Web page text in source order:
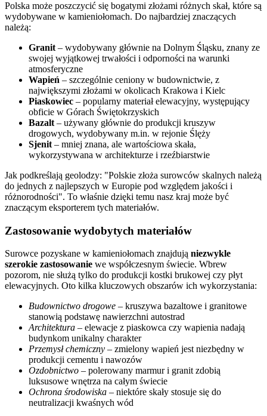
Polska może poszczycić się bogatymi złożami różnych skał, które są
wydobywane w kamieniołomach. Do najbardziej znaczących
należą:
Granit – wydobywany głównie na Dolnym Śląsku, znany ze
swojej wyjątkowej trwałości i odporności na warunki
atmosferyczne
Wapień – szczególnie ceniony w budownictwie, z
największymi złożami w okolicach Krakowa i Kielc
Piaskowiec – popularny materiał elewacyjny, występujący
obficie w Górach Świętokrzyskich
Bazalt – używany głównie do produkcji kruszyw
drogowych, wydobywany m.in. w rejonie Ślęży
Sjenit – mniej znana, ale wartościowa skała,
wykorzystywana w architekturze i rzeźbiarstwie
Jak podkreślają geolodzy:
Polskie złoża surowców skalnych należą
do jednych z najlepszych w Europie pod względem jakości i
różnorodności . To właśnie dzięki temu nasz kraj może być
znaczącym eksporterem tych materiałów.
Zastosowanie wydobytych materiałów
Surowce pozyskane w kamieniołomach znajdują niezwykle
szerokie zastosowanie we współczesnym świecie. Wbrew
pozorom, nie służą tylko do produkcji kostki brukowej czy płyt
elewacyjnych. Oto kilka kluczowych obszarów ich wykorzystania:
Budownictwo drogowe – kruszywa bazaltowe i granitowe
stanowią podstawę nawierzchni autostrad
Architektura – elewacje z piaskowca czy wapienia nadają
budynkom unikalny charakter
Przemysł chemiczny – zmielony wapień jest niezbędny w
produkcji cementu i nawozów
Ozdobnictwo – polerowany marmur i granit zdobią
luksusowe wnętrza na całym świecie
Ochrona środowiska – niektóre skały stosuje się do
neutralizacji kwaśnych wód